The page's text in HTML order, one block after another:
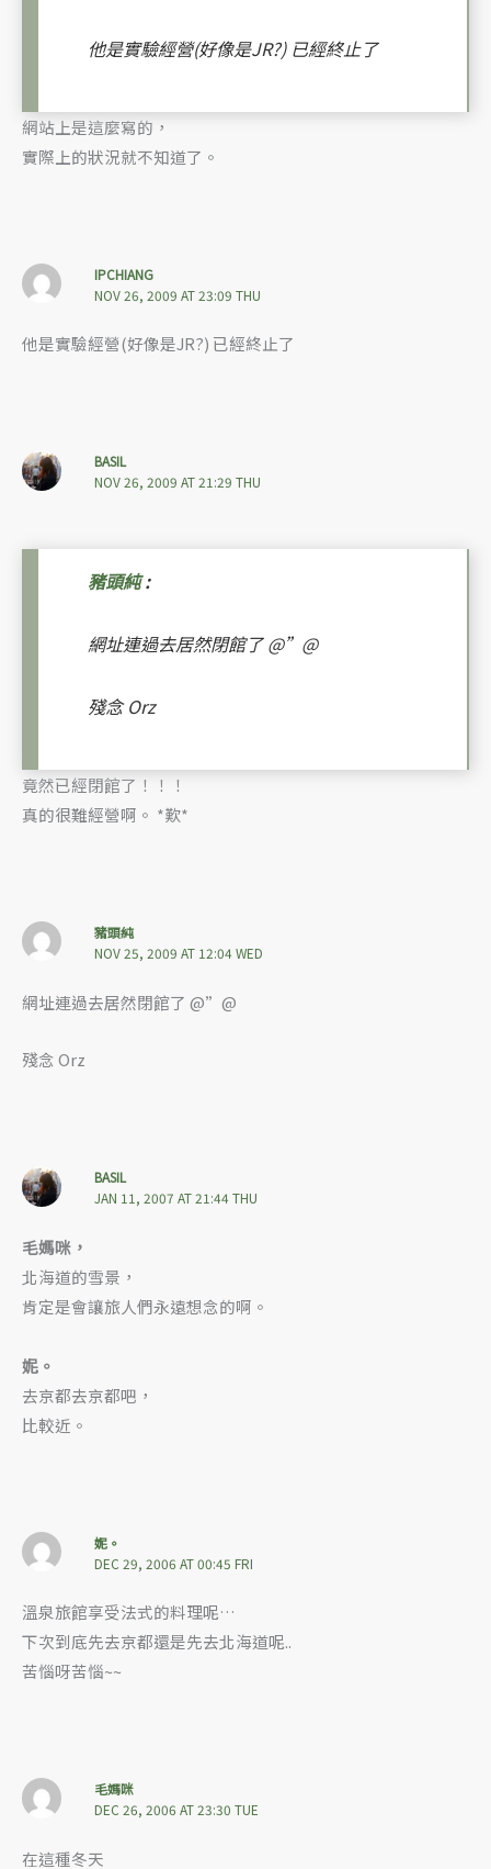
他是實驗經營(好像是JR?) 已經終止了
網站上是這麼寫的，
實際上的狀況就不知道了。
IPCHIANG
NOV 26, 2009 AT 23:09 THU
他是實驗經營(好像是JR?) 已經終止了
BASIL
NOV 26, 2009 AT 21:29 THU
豬頭純:
網址連過去居然閉館了 @”@
殘念 Orz
竟然已經閉館了！！！
真的很難經營啊。 *歎*
豬頭純
NOV 25, 2009 AT 12:04 WED
網址連過去居然閉館了 @”@
殘念 Orz
BASIL
JAN 11, 2007 AT 21:44 THU
毛媽咪，
北海道的雪景，
肯定是會讓旅人們永遠想念的啊。
妮。
去京都去京都吧，
比較近。
妮。
DEC 29, 2006 AT 00:45 FRI
溫泉旅館享受法式的料理呢…
下次到底先去京都還是先去北海道呢..
苦惱呀苦惱~~
毛媽咪
DEC 26, 2006 AT 23:30 TUE
在這種冬天